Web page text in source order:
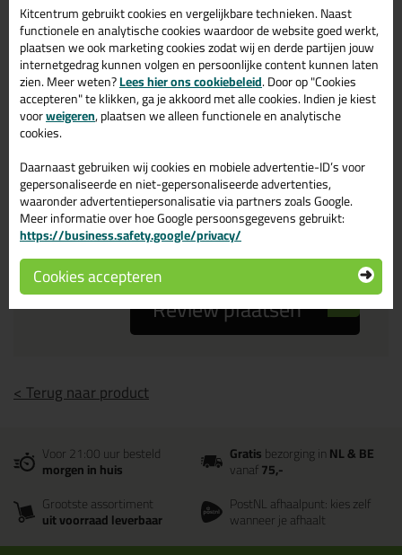
Je ervaring
Beoordeling
Zou jij dit product aanbevelen bij anderen?
ja
nee
Review plaatsen
< Terug naar product
Voor 21:00 uur besteld
morgen in huis
Gratisbezorging inNL & BE
vanaf75,-
Grootste assortiment
uit voorraad leverbaar
PostNL afhaalpunt: kies zelf
wanneer je afhaalt
Kitcentrum gebruikt cookies en vergelijkbare technieken. Naast
functionele en analytische cookies waardoor de website goed werkt,
plaatsen we ook marketing cookies zodat wij en derde partijen jouw
internetgedrag kunnen volgen en persoonlijke content kunnen laten
zien. Meer weten?Lees hier ons cookiebeleid. Door op "Cookies
accepteren" te klikken, ga je akkoord met alle cookies. Indien je kiest
voorweigeren, plaatsen we alleen functionele en analytische
cookies.
Daarnaast gebruiken wij cookies en mobiele advertentie-ID’s voor
gepersonaliseerde en niet-gepersonaliseerde advertenties,
waaronder advertentiepersonalisatie via partners zoals Google.
Meer informatie over hoe Google persoonsgegevens gebruikt:
https://business.safety.google/privacy/
Cookies accepteren